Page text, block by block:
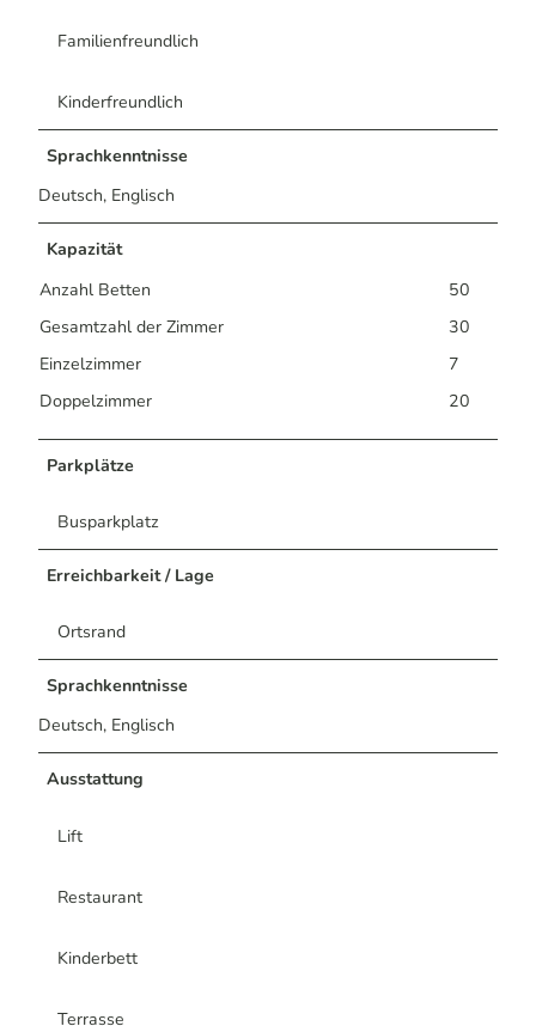
Familienfreundlich
Kinderfreundlich
Sprachkenntnisse
Deutsch, Englisch
Kapazität
Anzahl Betten
50
Gesamtzahl der Zimmer
30
Einzelzimmer
7
Doppelzimmer
20
Parkplätze
Busparkplatz
Erreichbarkeit / Lage
Ortsrand
Sprachkenntnisse
Deutsch, Englisch
Ausstattung
Lift
Restaurant
Kinderbett
Terrasse